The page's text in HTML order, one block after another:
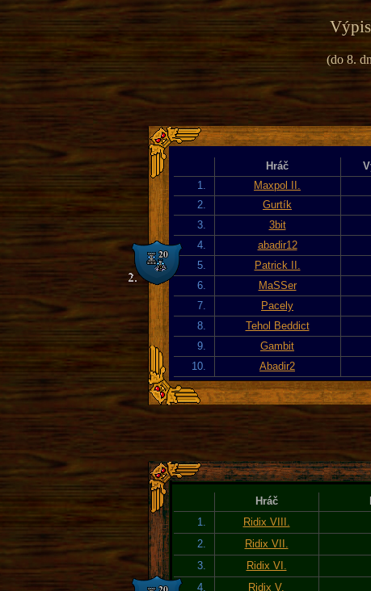
(do 8.
Hráč
1.
Maxpol II.
2.
Gurtík
3.
3bit
4.
abadir12
5.
Patrick II.
6.
MaSSer
7.
Pacely
8.
Tehol Beddict
9.
Gambit
10.
Abadir2
Hráč
1.
Ridix VIII.
2.
Ridix VII.
3.
Ridix VI.
4.
Ridix V.